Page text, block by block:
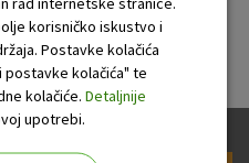
planiranoj štednji s
korisničko iskustvo i
Postavke kolačića
kolačića" te
kolačiće. Detaljnije
upotrebi.